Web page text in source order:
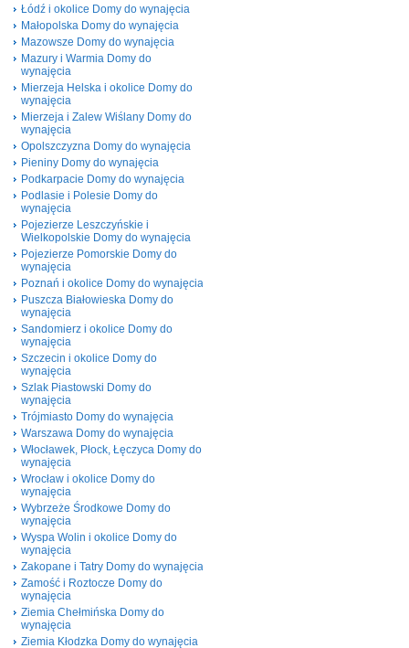
Łódź i okolice Domy do wynajęcia
Małopolska Domy do wynajęcia
Mazowsze Domy do wynajęcia
Mazury i Warmia Domy do
wynajęcia
Mierzeja Helska i okolice Domy do
wynajęcia
Mierzeja i Zalew Wiślany Domy do
wynajęcia
Opolszczyzna Domy do wynajęcia
Pieniny Domy do wynajęcia
Podkarpacie Domy do wynajęcia
Podlasie i Polesie Domy do
wynajęcia
Pojezierze Leszczyńskie i
Wielkopolskie Domy do wynajęcia
Pojezierze Pomorskie Domy do
wynajęcia
Poznań i okolice Domy do wynajęcia
Puszcza Białowieska Domy do
wynajęcia
Sandomierz i okolice Domy do
wynajęcia
Szczecin i okolice Domy do
wynajęcia
Szlak Piastowski Domy do
wynajęcia
Trójmiasto Domy do wynajęcia
Warszawa Domy do wynajęcia
Włocławek, Płock, Łęczyca Domy do
wynajęcia
Wrocław i okolice Domy do
wynajęcia
Wybrzeże Środkowe Domy do
wynajęcia
Wyspa Wolin i okolice Domy do
wynajęcia
Zakopane i Tatry Domy do wynajęcia
Zamość i Roztocze Domy do
wynajęcia
Ziemia Chełmińska Domy do
wynajęcia
Ziemia Kłodzka Domy do wynajęcia